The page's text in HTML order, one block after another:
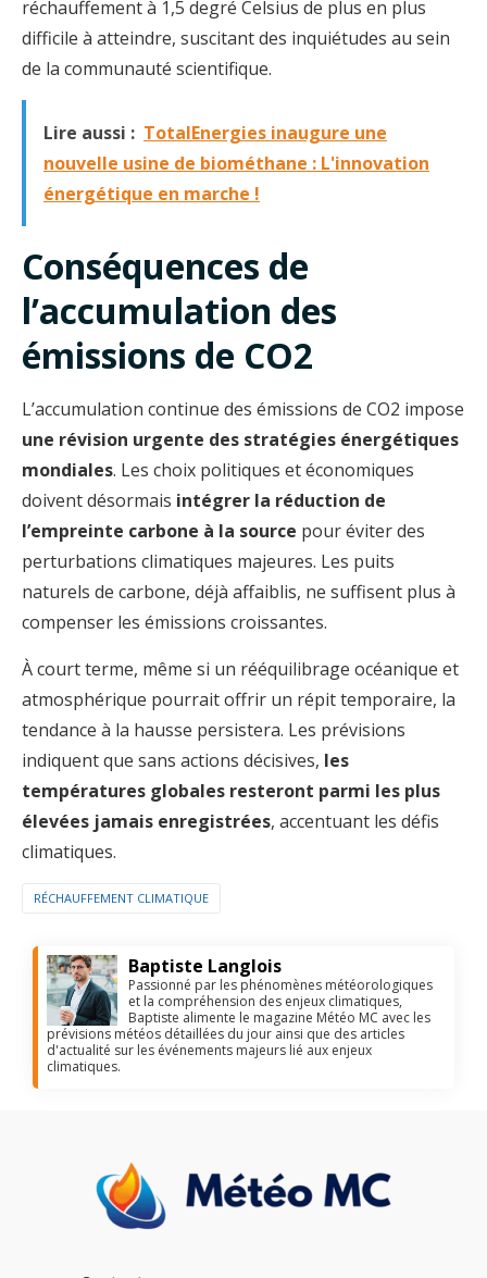
réchauffement à 1,5 degré Celsius de plus en plus
difficile à atteindre, suscitant des inquiétudes au sein
de la communauté scientifique.
Lire aussi : TotalEnergies inaugure une
nouvelle usine de biométhane : L'innovation
énergétique en marche !
Conséquences de
l’accumulation des
émissions de CO2
L’accumulation continue des émissions de CO2 impose
une révision urgente des stratégies énergétiques
mondiales. Les choix politiques et économiques
doivent désormais intégrer la réduction de
l’empreinte carbone à la source pour éviter des
perturbations climatiques majeures. Les puits
naturels de carbone, déjà affaiblis, ne suffisent plus à
compenser les émissions croissantes.
À court terme, même si un rééquilibrage océanique et
atmosphérique pourrait offrir un répit temporaire, la
tendance à la hausse persistera. Les prévisions
indiquent que sans actions décisives, les
températures globales resteront parmi les plus
élevées jamais enregistrées, accentuant les défis
climatiques.
RÉCHAUFFEMENT CLIMATIQUE
Baptiste Langlois
Passionné par les phénomènes météorologiques
et la compréhension des enjeux climatiques,
Baptiste alimente le magazine Météo MC avec les
prévisions météos détaillées du jour ainsi que des articles
d'actualité sur les événements majeurs lié aux enjeux
climatiques.